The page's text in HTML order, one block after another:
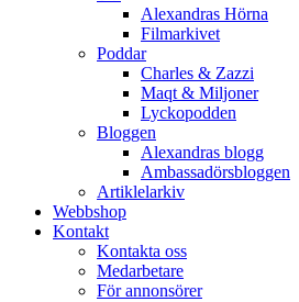
Alexandras Hörna
Filmarkivet
Poddar
Charles & Zazzi
Maqt & Miljoner
Lyckopodden
Bloggen
Alexandras blogg
Ambassadörsbloggen
Artiklelarkiv
Webbshop
Kontakt
Kontakta oss
Medarbetare
För annonsörer